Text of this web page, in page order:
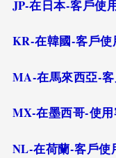
JP-在日本-客戶使
KR-在韓國-客戶使
MA-在馬來西亞-
MX-在墨西哥-使
NL-在荷蘭-客戶使